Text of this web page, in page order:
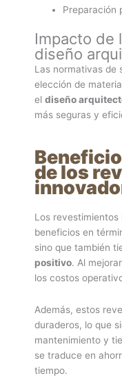
Preparación
Impacto de
diseño
Las normativas de
elección de
el diseño
más seguras y
de los
Los
beneficios en
sino que también
positivo. Al
los costos
Además, estos
duraderos, lo que
mantenimiento y
se traduce en
tiempo.